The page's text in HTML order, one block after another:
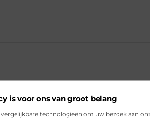
is voor ons van groot belang
technologieën om uw bezoek aan
in Barendrecht?